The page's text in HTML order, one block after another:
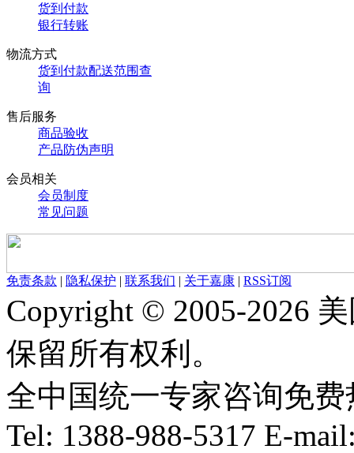
货到付款
银行转账
物流方式
货到付款配送范围查
询
售后服务
商品验收
产品防伪声明
会员相关
会员制度
常见问题
免责条款 | 隐私保护 | 联系我们 | 关于嘉康 | RSS订阅
Copyright © 2005-2026
保留所有权利。
全中国统一专家咨询免费
Tel: 1388-988-5317 E-